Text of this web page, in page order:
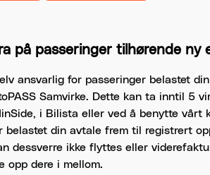
på passeringer tilhørende ny
ansvarlig for passeringer belastet
Samvirke. Dette kan ta inntil 5
i Bilista eller ved å benytte vårt
belastet din avtale frem til registrert
dessverre ikke flyttes eller
opp dere i mellom.